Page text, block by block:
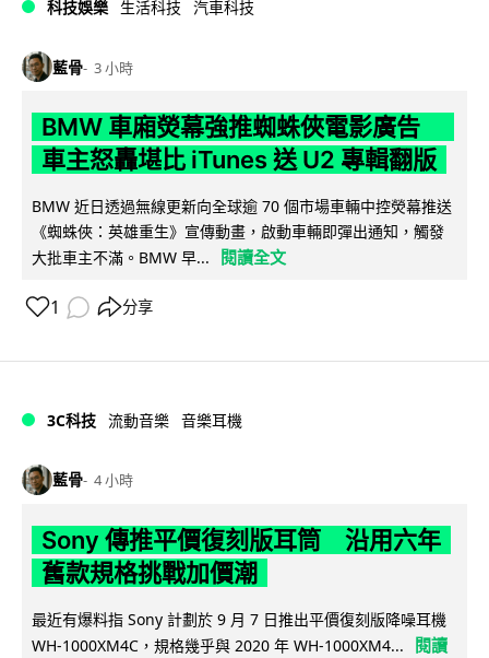
科技娛樂 生活科技 汽車科技
藍骨 3 小時
BMW 車廂熒幕強推蜘蛛俠電影廣告
車主怒轟堪比 iTunes 送 U2 專輯翻版
BMW 近日透過無線更新向全球逾 70 個市場車輛中控熒幕推送
《蜘蛛俠：英雄重生》宣傳動畫，啟動車輛即彈出通知，觸發
大批車主不滿。BMW 早...
閱讀全文
1 分享
3C科技 流動音樂 音樂耳機
藍骨 4 小時
Sony 傳推平價復刻版耳筒 沿用六年
舊款規格挑戰加價潮
最近有爆料指 Sony 計劃於 9 月 7 日推出平價復刻版降噪耳機
WH-1000XM4C，規格幾乎與 2020 年 WH-1000XM4...
閱讀